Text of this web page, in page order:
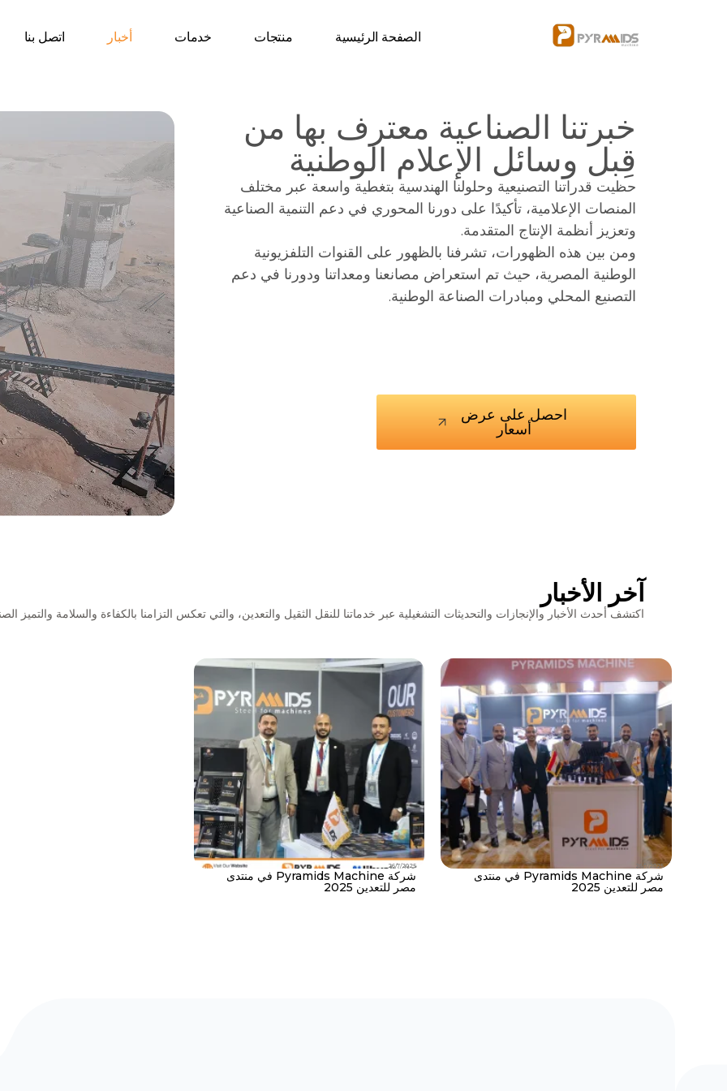
الصفحة الرئيسية منتجات خدمات أخبار اتصل بنا
خبرتنا الصناعية معترف بها من
قِبل وسائل الإعلام الوطنية
حظيت قدراتنا التصنيعية وحلولنا الهندسية بتغطية واسعة عبر مختلف
المنصات الإعلامية، تأكيدًا على دورنا المحوري في دعم التنمية الصناعية
وتعزيز أنظمة الإنتاج المتقدمة.
ومن بين هذه الظهورات، تشرفنا بالظهور على القنوات التلفزيونية
الوطنية المصرية، حيث تم استعراض مصانعنا ومعداتنا ودورنا في دعم
التصنيع المحلي ومبادرات الصناعة الوطنية.
احصل على عرض
أسعار
آخر الأخبار
اكتشف أحدث الأخبار والإنجازات والتحديثات التشغيلية عبر خدماتنا للنقل الثقيل والتعدين، والتي تعكس التزامنا بالكفاءة والسلامة والتميز
26/7/2025
شركة Pyramids Machine في منتدى
مصر للتعدين 2025
26/7/2025
شركة Pyramids Machine في منتدى
مصر للتعدين 2025